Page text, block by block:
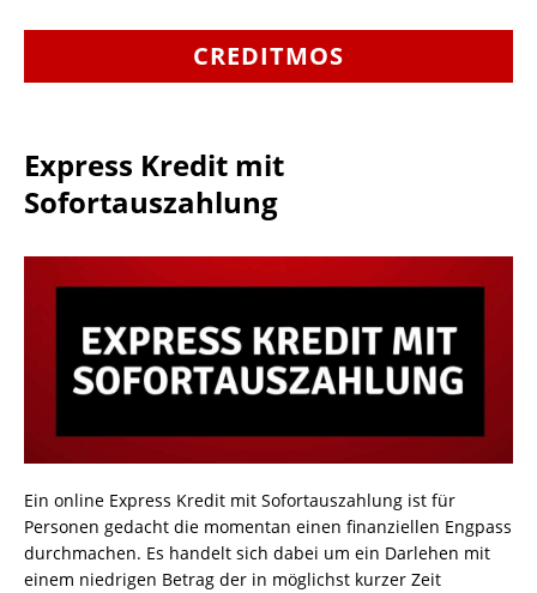
CREDITMOS
Express Kredit mit
Sofortauszahlung
Ein online Express Kredit mit Sofortauszahlung ist für
Personen gedacht die momentan einen finanziellen Engpass
durchmachen. Es handelt sich dabei um ein Darlehen mit
einem niedrigen Betrag der in möglichst kurzer Zeit